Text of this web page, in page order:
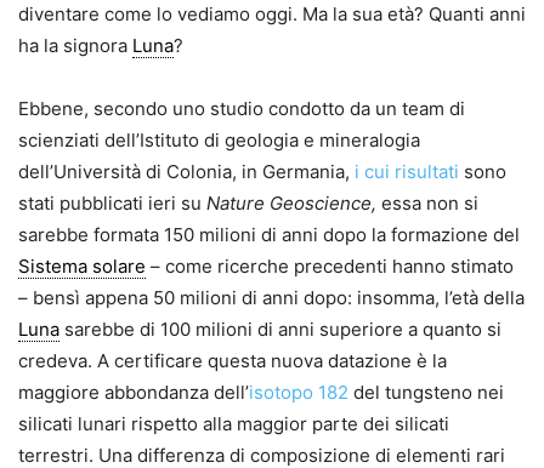
diventare come lo vediamo oggi. Ma la sua età? Quanti anni
ha la signora Luna?
Ebbene, secondo uno studio condotto da un team di
scienziati dell’Istituto di geologia e mineralogia
dell’Università di Colonia, in Germania, i cui risultati sono
stati pubblicati ieri su Nature Geoscience, essa non si
sarebbe formata 150 milioni di anni dopo la formazione del
Sistema solare – come ricerche precedenti hanno stimato
– bensì appena 50 milioni di anni dopo: insomma, l’età della
Luna sarebbe di 100 milioni di anni superiore a quanto si
credeva. A certificare questa nuova datazione è la
maggiore abbondanza dell’isotopo 182 del tungsteno nei
silicati lunari rispetto alla maggior parte dei silicati
terrestri. Una differenza di composizione di elementi rari